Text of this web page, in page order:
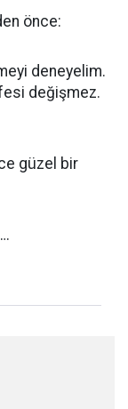
önce:
deneyelim.
değişmez.
güzel bir